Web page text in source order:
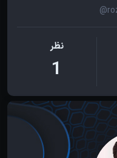
نظر
1